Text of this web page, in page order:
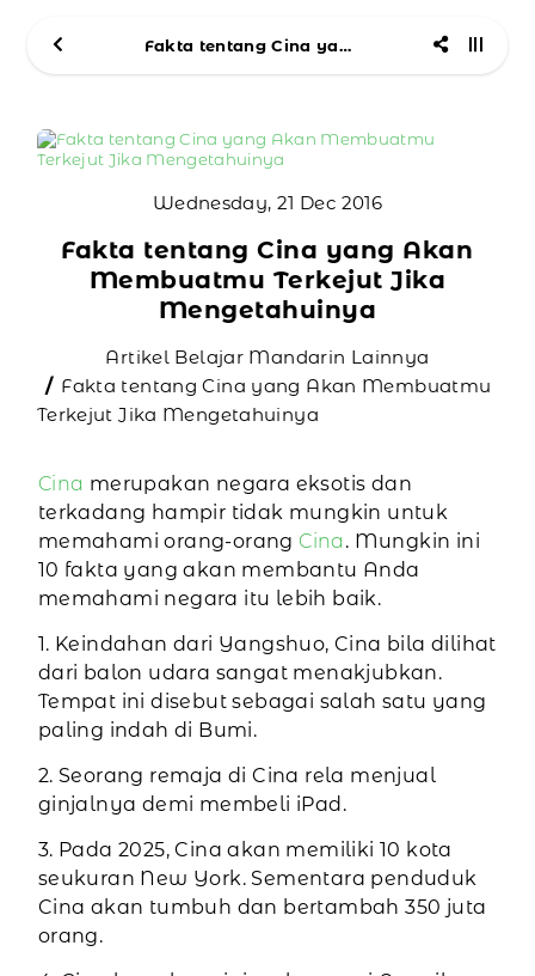
Fakta tentang Cina yang Akan Membuatmu Terkejut Jika Mengetahuinya
Wednesday, 21 Dec 2016
Fakta tentang Cina yang Akan
Membuatmu Terkejut Jika
Mengetahuinya
Artikel Belajar Mandarin Lainnya
Fakta tentang Cina yang Akan Membuatmu
Terkejut Jika Mengetahuinya
Cina merupakan negara eksotis dan
terkadang hampir tidak mungkin untuk
memahami orang-orang Cina. Mungkin ini
10 fakta yang akan membantu Anda
memahami negara itu lebih baik.
1. Keindahan dari Yangshuo, Cina bila dilihat
dari balon udara sangat menakjubkan.
Tempat ini disebut sebagai salah satu yang
paling indah di Bumi.
2. Seorang remaja di Cina rela menjual
ginjalnya demi membeli iPad.
3. Pada 2025, Cina akan memiliki 10 kota
seukuran New York. Sementara penduduk
Cina akan tumbuh dan bertambah 350 juta
orang.